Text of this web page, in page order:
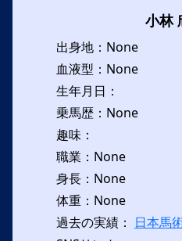
小林
出身地：None
血液型：None
生年月日：
乗馬歴：None
趣味：
職業：None
身長：None
体重：None
過去の実績： 日本馬